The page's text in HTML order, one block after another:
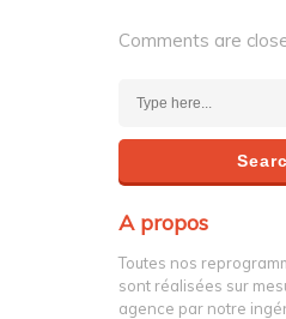
Comments are
A propos
Toutes nos
sont réalisées sur
agence par notre